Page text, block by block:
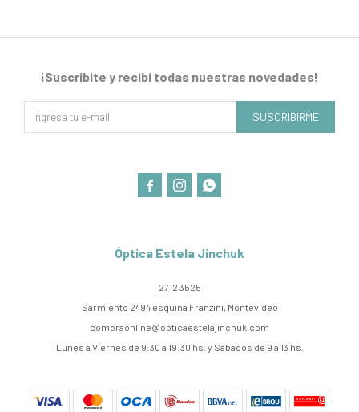
Óptica Estela Jinchuk
2712 3525
Sarmiento 2494 esquina Franzini, Montevideo
compraonline@opticaestelajinchuk.com
Lunes a Viernes de 9:30 a 19:30 hs. y Sábados de 9 a 13 hs.
¡Suscribite y recibí todas nuestras novedades!
SUSCRIBIRME
  